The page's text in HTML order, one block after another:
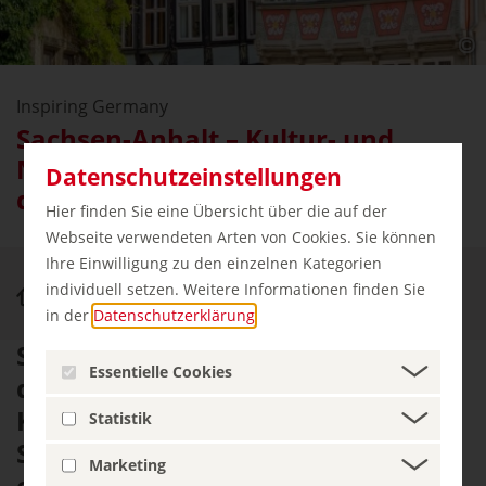
Datenschutzeinstellungen
Hier finden Sie eine Übersicht über die auf der
Webseite verwendeten Arten von Cookies. Sie können
Ihre Einwilligung zu den einzelnen Kategorien
individuell setzen. Weitere Informationen finden Sie
in der Datenschutzerklärung
Essentielle Cookies
Statistik
Marketing
Inspiring Germany
Sachsen-Anhalt – Kultur- und
Naturerlebnisse im Kernland
deutscher Geschichte
Inspiring Germany Sachsen-Anhalt
Sachsen-Anhalt gilt als Kernland
deutscher Geschichte und heißt
Kulturinteressierte willkommen,
Sehenswertes von Weltrang zu